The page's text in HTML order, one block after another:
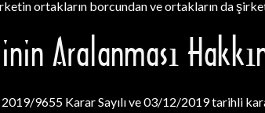
ortakların borcundan ve ortakların da
Aralanması
9655 Karar Sayılı ve 03/12/2019 tarihli